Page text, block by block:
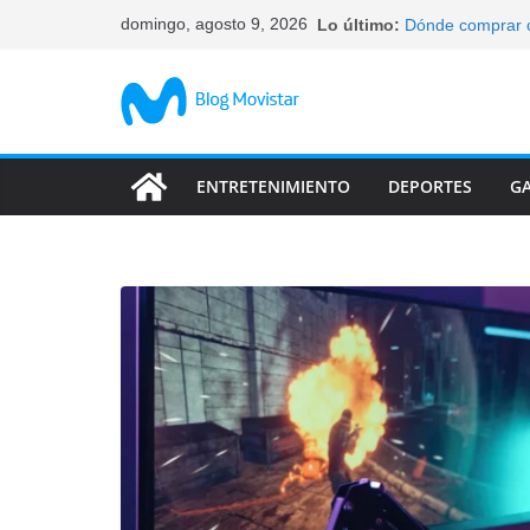
domingo, agosto 9, 2026 Lo último: Dónde comprar
Las
ENTRETENIMIENTO DEPORTES